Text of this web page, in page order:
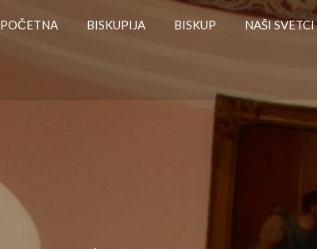
POČETNA BISKUPIJA BISKUP NAŠI